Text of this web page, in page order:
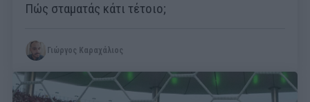
Πώς σταματάς κάτι τέτοιο;
Γιώργος Καραχάλιος